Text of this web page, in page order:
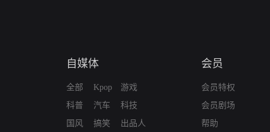
自媒体
全部
科普
国风
Kpop
汽车
搞笑
游戏
科技
出品人
会员
会员特权
会员剧场
帮助